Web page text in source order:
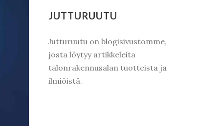
JUTTURUUTU
Jutturuutu on blogisivustomme,
josta löytyy artikkeleita
talonrakennusalan tuotteista ja
ilmiöistä.